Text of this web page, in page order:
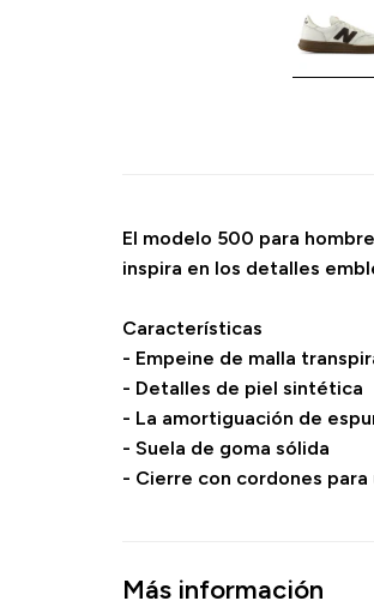
El modelo 500 para
inspira en los detalles
Características
- Empeine de malla
- Detalles de piel sintética
- La amortiguación de
- Suela de goma sólida
- Cierre con cordones para
Más información